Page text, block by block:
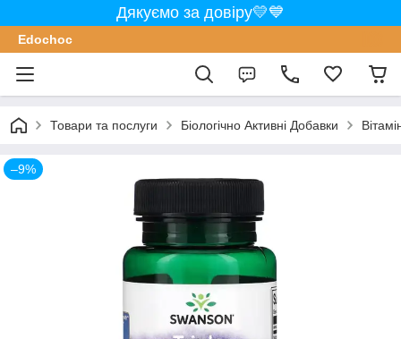
Дякуємо за довіру💛💙
Edochoс
Товари та послуги Біологічно Активні Добавки
–9%